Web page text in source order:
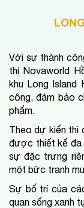
Với sự thành
thị Novaworld
khu Long Island
công, đảm bảo
phẩm.
Theo dự kiến thì
được thiết kế đa
sự đặc trưng
một bức tranh
Sự bố trí của
quan sống xanh